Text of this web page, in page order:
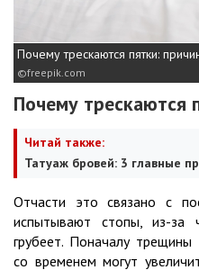
Почему трескаются пятки:
freepik.com
Почему трескаются
Читай также:
Татуаж бровей: 3 главные
Отчасти это связано с
испытывают стопы, из-за
грубеет. Поначалу
со временем могут